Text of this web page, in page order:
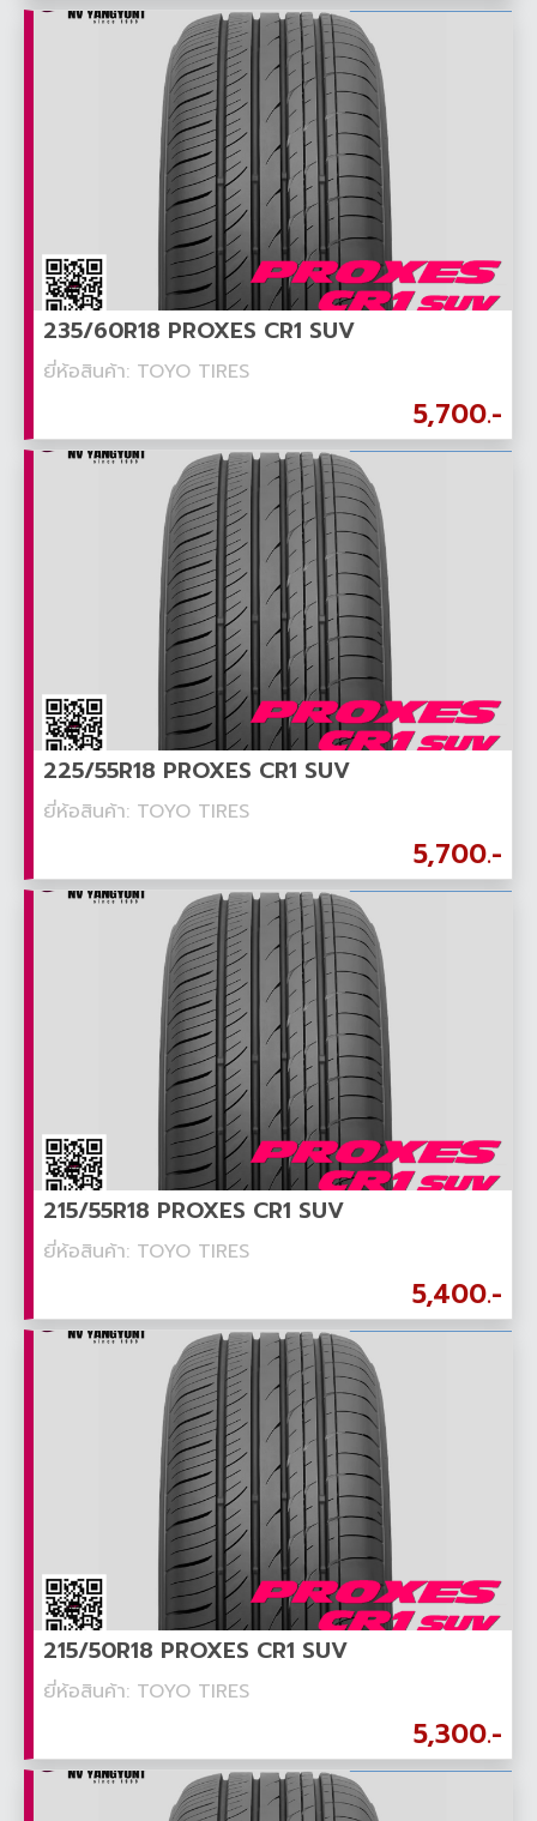
235/60R18 PROXES CR1 SUV
ยี่ห้อสินค้า: TOYO TIRES
5,700.-
225/55R18 PROXES CR1 SUV
ยี่ห้อสินค้า: TOYO TIRES
5,700.-
215/55R18 PROXES CR1 SUV
ยี่ห้อสินค้า: TOYO TIRES
5,400.-
215/50R18 PROXES CR1 SUV
ยี่ห้อสินค้า: TOYO TIRES
5,300.-